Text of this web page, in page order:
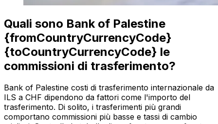
Quali sono Bank of Palestine
{fromCountryCurrencyCode}
{toCountryCurrencyCode} le
commissioni di trasferimento?
Bank of Palestine costi di trasferimento internazionale da
ILS a CHF dipendono da fattori come l'importo del
trasferimento. Di solito, i trasferimenti più grandi
comportano commissioni più basse e tassi di cambio